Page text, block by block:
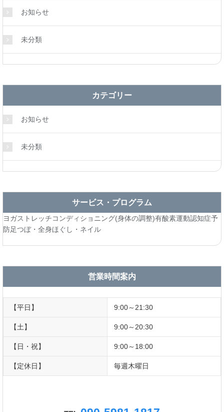
お知らせ
未分類
カテゴリー
お知らせ
未分類
サービス・プログラム
ヨガストレッチコンディショニング(身体の調整)有酸素運動認知症予
防足つぼ・全身ほぐし・ネイル
営業時間案内
【平日】 9:00～21:30
【土】 9:00～20:30
【日・祝】 9:00～18:00
【定休日】 毎週木曜日